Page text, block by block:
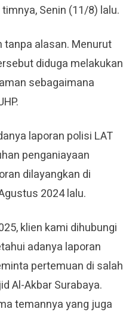
Senin (11/8) lalu.
tanpa alasan. Menurut
diduga melakukan
sebagaimana
laporan polisi LAT
penganiayaan
dilayangkan di
2024 lalu.
klien kami dihubungi
adanya laporan
pertemuan di salah
Al-Akbar Surabaya.
temannya yang juga